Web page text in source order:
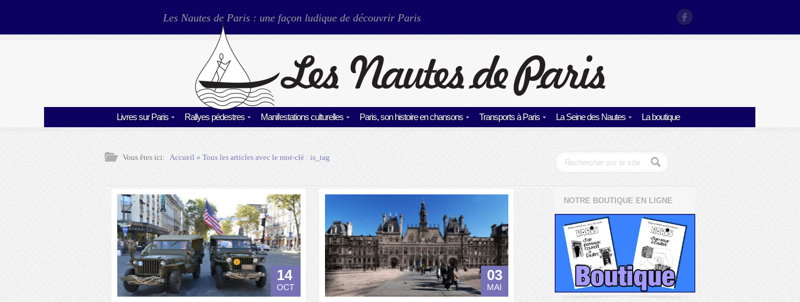
Les Nautes de Paris : une façon ludique de découvrir Paris
Livres sur Paris Rallyes pédestres Manifestations culturelles Paris, son histoire en chansons Transports à Paris La Seine des Nautes La boutique
Vous êtes ici: Accueil» Tous les articles avec le mot-clé :is_tag
14
OCT
03
MAI
NOTRE BOUTIQUE EN LIGNE